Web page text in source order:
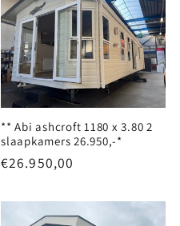
** Abi ashcroft 1180 x 3.80 2
slaapkamers 26.950,-*
Normale
€26.950,00